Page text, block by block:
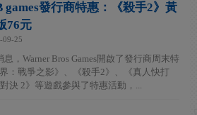
games發行商特惠：《殺手2》黃
76元
09-25
，Warner Bros Games開啟了發行商周末特
：戰爭之影》、《殺手2》、《真人快打
決 2》等遊戲參與了特惠活動，...